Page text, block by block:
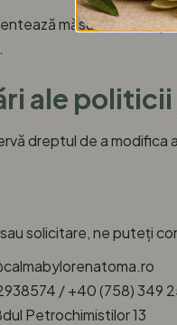
măsuri tehnice
ale politicii
dreptul de a
solicitare, ne puteți
/ +40 (758) 349
Petrochimistilor 13